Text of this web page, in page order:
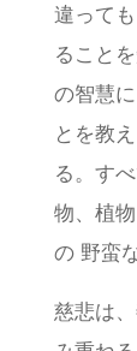
違って
ること
の智慧
とを教
る。す
物、植
の 野蛮
慈悲は